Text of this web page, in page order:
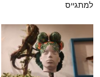
למתגייס